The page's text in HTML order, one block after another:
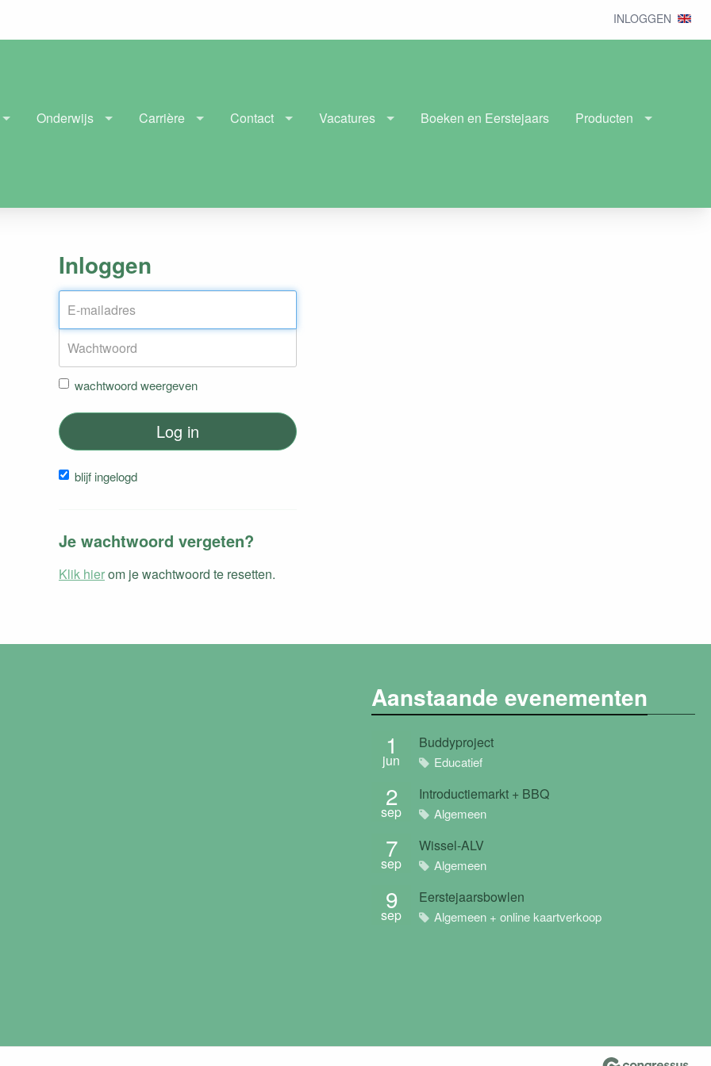
INLOGGEN
Onderwijs Carrière Contact Vacatures Boeken en Eerstejaars Producten
Inloggen
wachtwoord weergeven
Log in
blijf ingelogd
Je wachtwoord vergeten?
Klik hierom je wachtwoord te resetten.
Aanstaande evenementen
1
jun
Buddyproject
Educatief
2
sep
Introductiemarkt + BBQ
Algemeen
7
sep
Wissel-ALV
Algemeen
9
sep
Eerstejaarsbowlen
Algemeen + online kaartverkoop